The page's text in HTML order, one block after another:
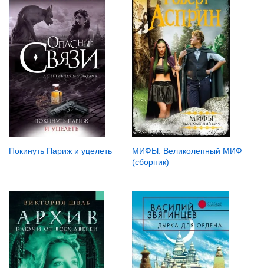
Покинуть Париж и уцелеть
МИФЫ. Великолепный МИФ
(сборник)